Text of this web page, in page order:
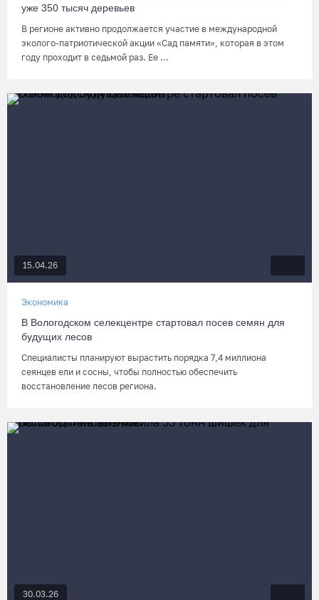
уже 350 тысяч деревьев
В регионе активно продолжается участие в международной
эколого-патриотической акции «Сад памяти», которая в этом
году проходит в седьмой раз. Ее ...
15.04.26
Экономика
В Вологодском селекцентре стартовал посев семян для
будущих лесов
Специалисты планируют вырастить порядка 7,4 миллиона
сеянцев ели и сосны, чтобы полностью обеспечить
восстановление лесов региона.
30.03.26